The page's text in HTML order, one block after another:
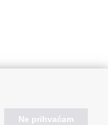
Ne prihvaćam